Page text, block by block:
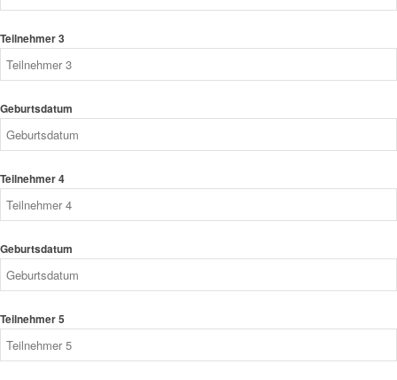
Teilnehmer 3
Geburtsdatum
Teilnehmer 4
Geburtsdatum
Teilnehmer 5